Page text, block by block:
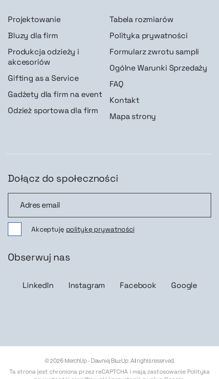
Projektowanie
Bluzy dla firm
Produkcja odzieży i
akcesoriów
Gifting as a Service
Gadżety dla firm na event
Odzież sportowa dla firm
Tabela rozmiarów
Polityka prywatności
Formularz zwrotu sampli
Ogólne Warunki Sprzedaży
FAQ
Kontakt
Mapa strony
Dołącz do społeczności
Akceptuję politykę prywatności
Obserwuj nas
LinkedIn Instagram Facebook Google
© 2026 MerchUp - Dawniej BluzUp. All rights reserved.
Ta strona jest chroniona przez reCAPTCHA i mają zastosowanie Polityka